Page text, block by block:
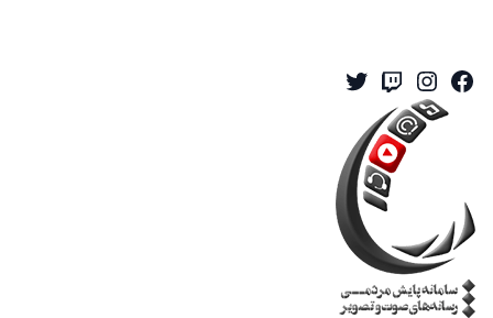
Facebook
Instagram
Twitch
Twitter